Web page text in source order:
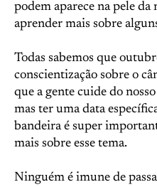
podem aparece na pele da
aprender mais sobre
Todas sabemos que
conscientização sobre o
que a gente cuide do
mas ter uma data
bandeira é super
mais sobre esse tema.
Ninguém é imune de